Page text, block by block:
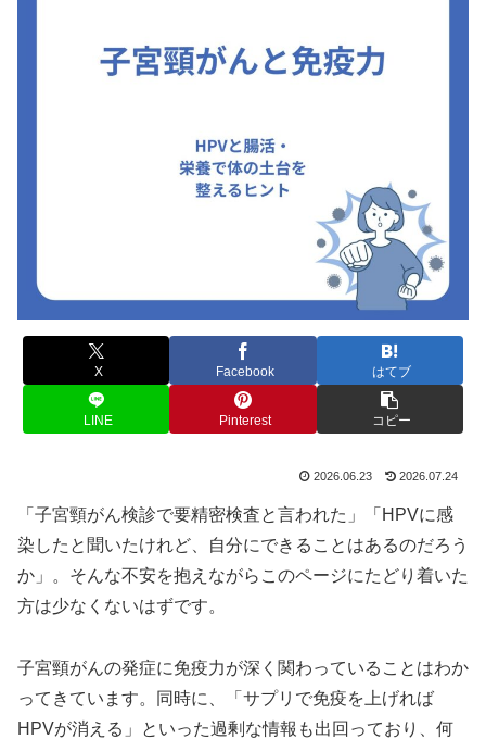
X Facebook はてブ
LINE Pinterest コピー
2026.06.23 2026.07.24
「子宮頸がん検診で要精密検査と言われた」「HPVに感
染したと聞いたけれど、自分にできることはあるのだろう
か」。そんな不安を抱えながらこのページにたどり着いた
方は少なくないはずです。
子宮頸がんの発症に免疫力が深く関わっていることはわか
ってきています。同時に、「サプリで免疫を上げれば
HPVが消える」といった過剰な情報も出回っており、何